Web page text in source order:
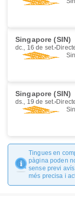
Singapore (SIN)
dc., 16 de set.
Singapore (SIN)
ds., 19 de set.
Tingues en
pàgina poden
sense previ
més precisa i